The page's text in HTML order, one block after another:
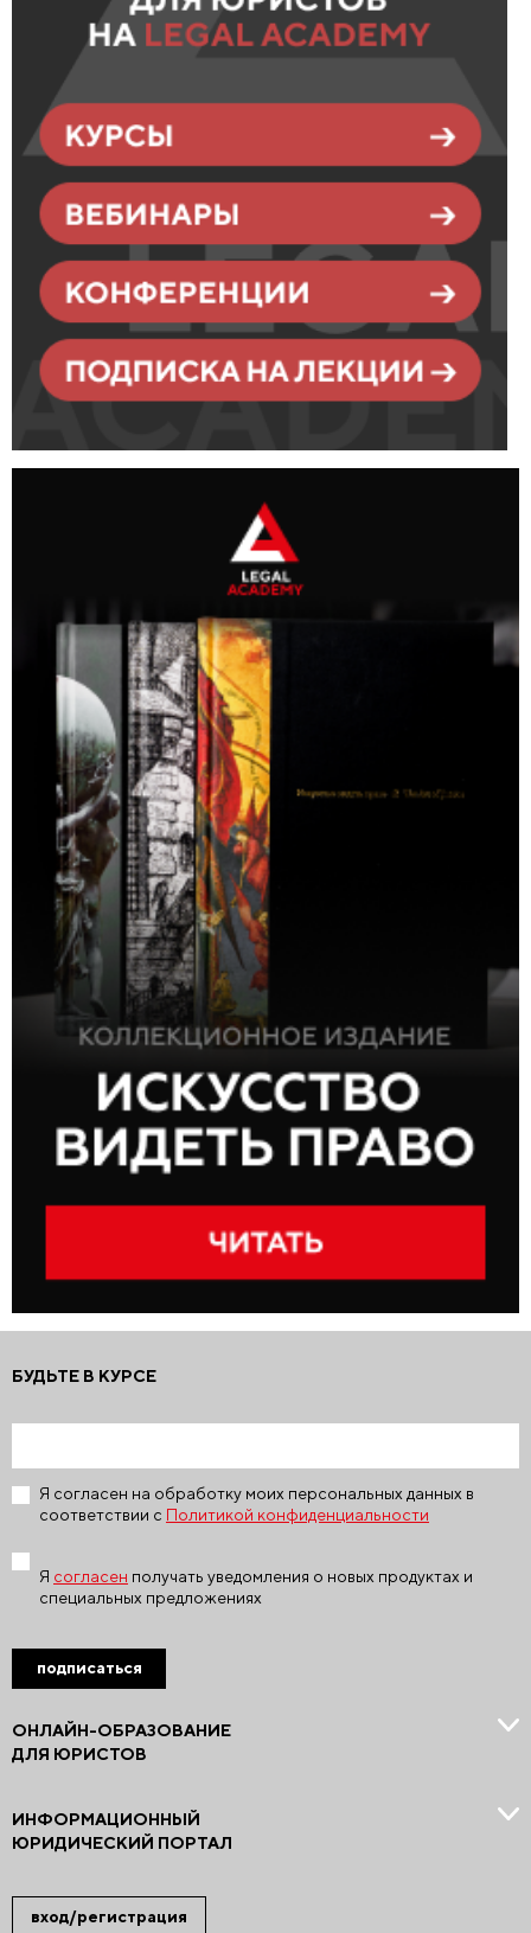
вход/регистрация
ОНЛАЙН-ОБРАЗОВАНИЕ
ДЛЯ ЮРИСТОВ
ИНФОРМАЦИОННЫЙ
ЮРИДИЧЕСКИЙ ПОРТАЛ
БУДЬТЕ В КУРСЕ
Я согласен на обработку моих персональных данных в
соответствии с Политикой конфиденциальности
Я согласен получать уведомления о новых продуктах и
специальных предложениях
подписаться